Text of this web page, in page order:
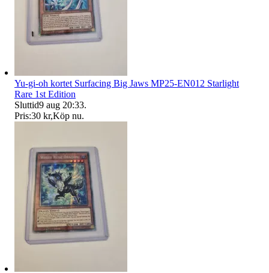
Yu-gi-oh kortet Surfacing Big Jaws MP25-EN012 Starlight
Rare 1st Edition
Sluttid9 aug 20:33.
Pris:30 kr,Köp nu.